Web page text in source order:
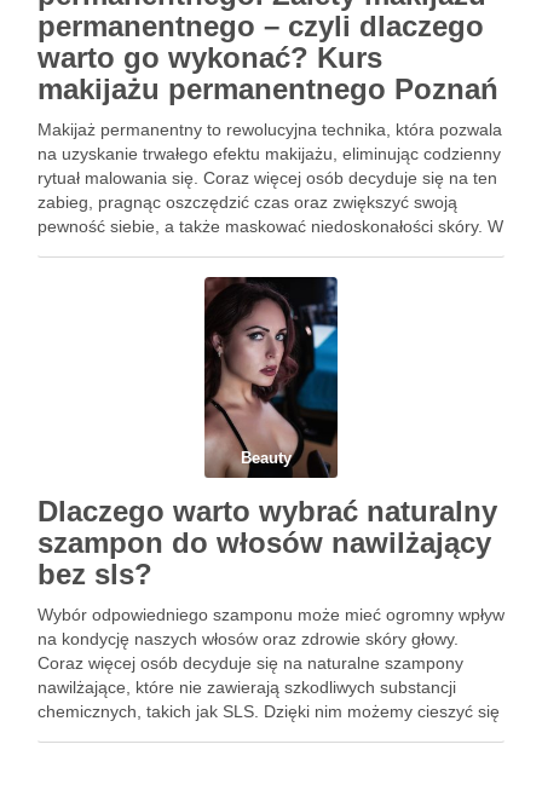
permanentnego – czyli dlaczego
warto go wykonać? Kurs
makijażu permanentnego Poznań
Makijaż permanentny to rewolucyjna technika, która pozwala
na uzyskanie trwałego efektu makijażu, eliminując codzienny
rytuał malowania się. Coraz więcej osób decyduje się na ten
zabieg, pragnąc oszczędzić czas oraz zwiększyć swoją
pewność siebie, a także maskować niedoskonałości skóry. W
permanentnego, ale także różnorodności …
Beauty
Dlaczego warto wybrać naturalny
szampon do włosów nawilżający
bez sls?
Wybór odpowiedniego szamponu może mieć ogromny wpływ
na kondycję naszych włosów oraz zdrowie skóry głowy.
Coraz więcej osób decyduje się na naturalne szampony
nawilżające, które nie zawierają szkodliwych substancji
chemicznych, takich jak SLS. Dzięki nim możemy cieszyć się